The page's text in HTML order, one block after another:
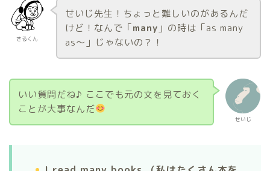
さるくん
せいじ先生！ちょっと難しいのがあるんだ
けど！なんで「many 」の時は「as many
as〜」じゃないの？！
せいじ
いい質問だね♪ ここでも元の文を見ておく
ことが大事なんだ